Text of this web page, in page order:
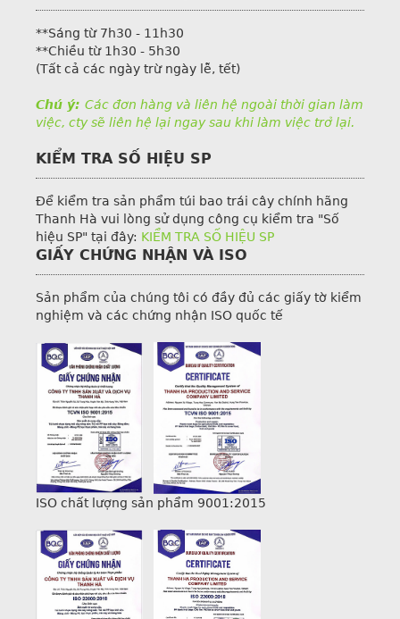
**Sáng từ 7h30 - 11h30
**Chiều từ 1h30 - 5h30
(Tất cả các ngày trừ ngày lễ, tết)
Chú ý: Các đơn hàng và liên hệ ngoài thời gian làm
việc, cty sẽ liên hệ lại ngay sau khi làm việc trở lại.
KIỂM TRA SỐ HIỆU SP
Để kiểm tra sản phẩm túi bao trái cây chính hãng
Thanh Hà vui lòng sử dụng công cụ kiểm tra "Số
hiệu SP" tại đây: KIỂM TRA SỐ HIỆU SP
GIẤY CHỨNG NHẬN VÀ ISO
Sản phẩm của chúng tôi có đầy đủ các giấy tờ kiểm
nghiệm và các chứng nhận ISO quốc tế
ISO chất lượng sản phẩm 9001:2015